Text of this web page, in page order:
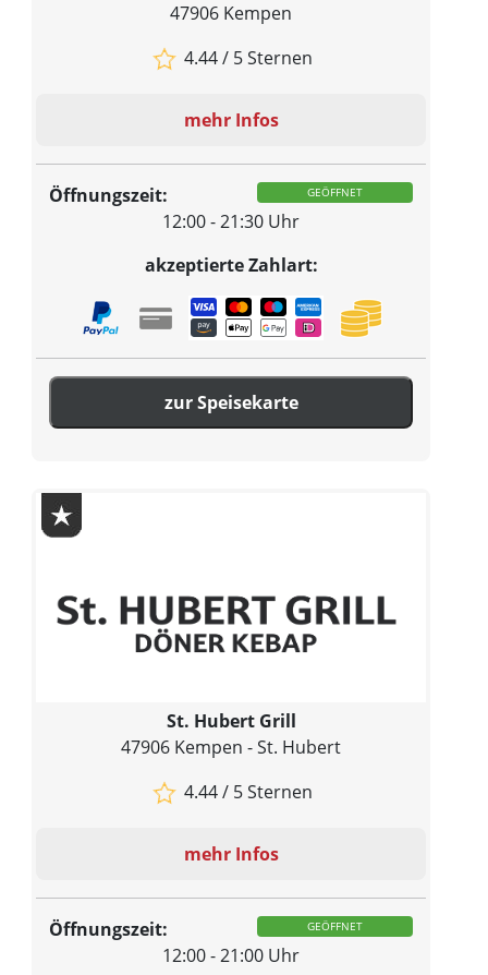
47906 Kempen
4.44 / 5 Sternen
mehr Infos
Öffnungszeit: GEÖFFNET
12:00 - 21:30 Uhr
akzeptierte Zahlart:
zur Speisekarte
St. Hubert Grill
47906 Kempen - St. Hubert
4.44 / 5 Sternen
mehr Infos
Öffnungszeit: GEÖFFNET
12:00 - 21:00 Uhr